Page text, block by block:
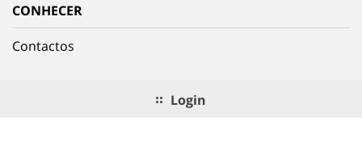
CONHECER
Contactos
Login